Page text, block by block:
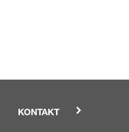
KONTAKT